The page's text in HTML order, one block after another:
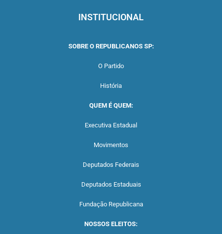
INSTITUCIONAL
SOBRE O REPUBLICANOS SP:
O Partido
História
QUEM É QUEM:
Executiva Estadual
Movimentos
Deputados Federais
Deputados Estaduais
Fundação Republicana
NOSSOS ELEITOS: